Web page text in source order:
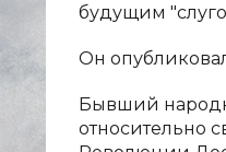
будущим
Он
Бывший
относительно